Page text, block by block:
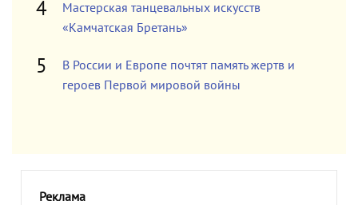
Мастерская танцевальных искусств
«Камчатская Бретань»
В России и Европе почтят память жертв и
героев Первой мировой войны
Реклама